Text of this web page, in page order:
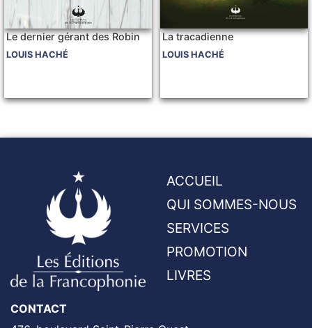
Le dernier gérant des Robin
LOUIS HACHÉ
La tracadienne
LOUIS HACHÉ
ACCUEIL
QUI SOMMES-NOUS
SERVICES
PROMOTION
LIVRES
CONTACT